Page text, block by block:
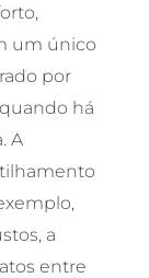
um único
por
há
A
a
entre